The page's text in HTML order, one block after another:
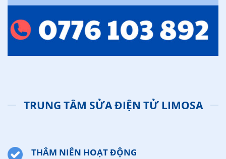
TRUNG TÂM SỬA ĐIỆN TỬ LIMOSA
THÂM NIÊN HOẠT ĐỘNG